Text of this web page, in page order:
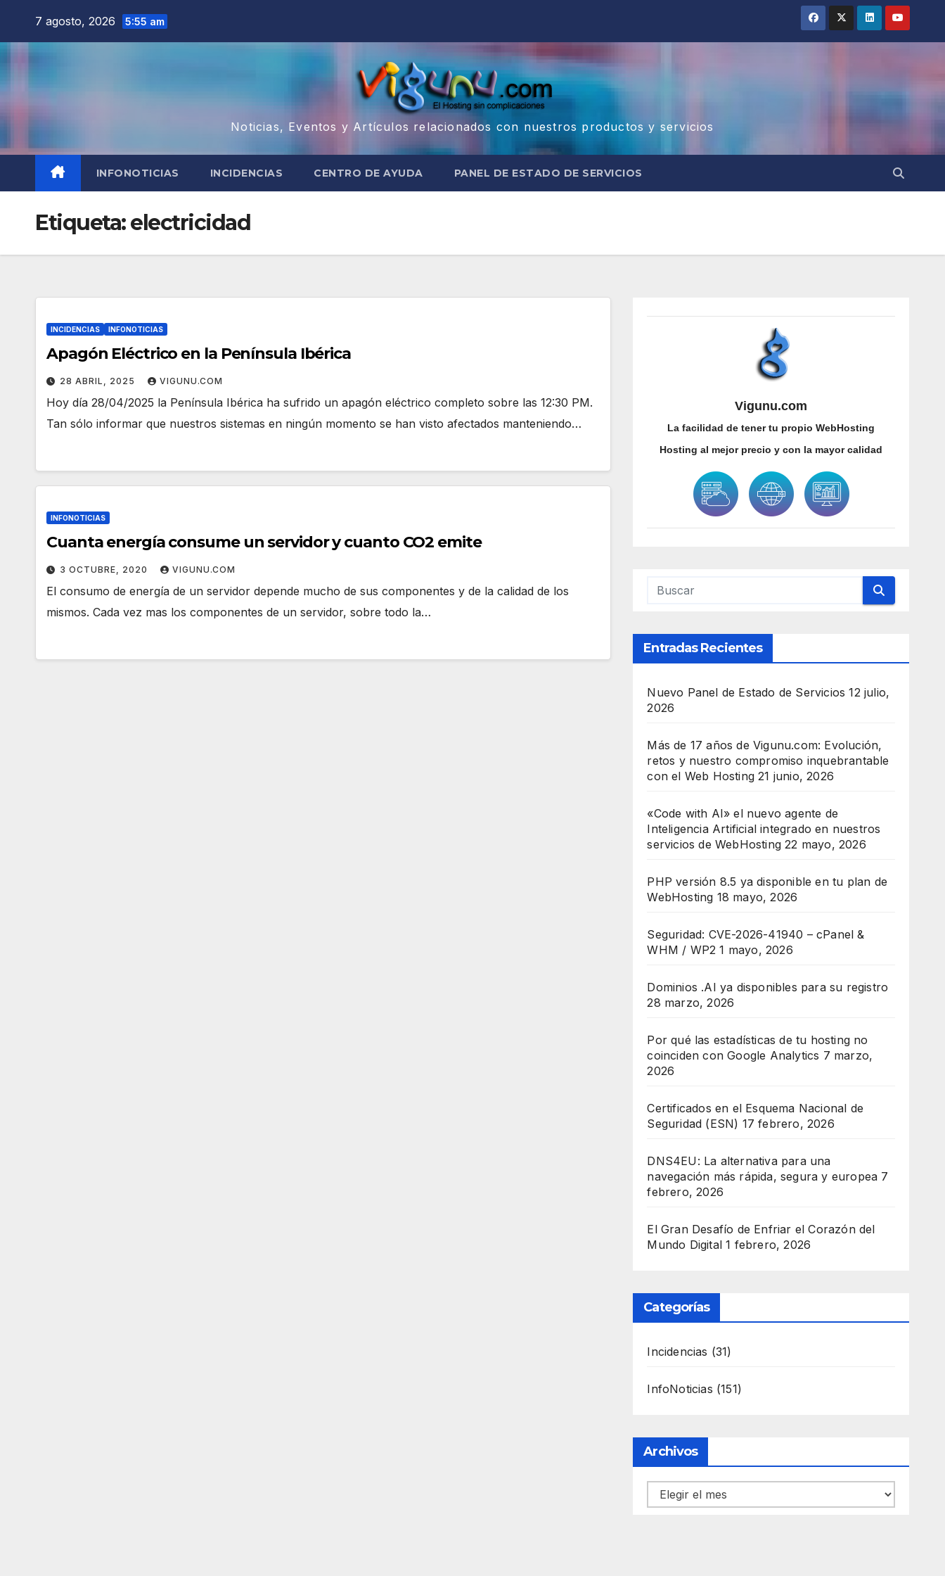
contenido
7 agosto, 2026 5:55 am
Noticias, Eventos y Artículos relacionados con nuestros productos y servicios
INFONOTICIAS INCIDENCIAS CENTRO DE AYUDA PANEL DE ESTADO DE SERVICIOS
Etiqueta:electricidad
INCIDENCIAS INFONOTICIAS
Apagón Eléctrico en la Península Ibérica
28 ABRIL, 2025 VIGUNU.COM
Hoy día 28/04/2025 la Península Ibérica ha sufrido un apagón eléctrico completo sobre las 12:30 PM.
Tan sólo informar que nuestros sistemas en ningún momento se han visto afectados manteniendo…
INFONOTICIAS
Cuanta energía consume un servidor y cuanto CO2 emite
3 OCTUBRE, 2020 VIGUNU.COM
El consumo de energía de un servidor depende mucho de sus componentes y de la calidad de los
mismos. Cada vez mas los componentes de un servidor, sobre todo la…
Vigunu.com
La facilidad de tener tu propio WebHosting
Hosting al mejor precio y con la mayor calidad
Entradas Recientes
Nuevo Panel de Estado de Servicios 12 julio,
2026
Más de 17 años de Vigunu.com: Evolución,
retos y nuestro compromiso inquebrantable
con el Web Hosting 21 junio, 2026
«Code with AI» el nuevo agente de
Inteligencia Artificial integrado en nuestros
servicios de WebHosting 22 mayo, 2026
PHP versión 8.5 ya disponible en tu plan de
WebHosting 18 mayo, 2026
Seguridad: CVE-2026-41940 – cPanel &
WHM / WP2 1 mayo, 2026
Dominios .AI ya disponibles para su registro
28 marzo, 2026
Por qué las estadísticas de tu hosting no
coinciden con Google Analytics 7 marzo,
2026
Certificados en el Esquema Nacional de
Seguridad (ESN) 17 febrero, 2026
DNS4EU: La alternativa para una
navegación más rápida, segura y europea 7
febrero, 2026
El Gran Desafío de Enfriar el Corazón del
Mundo Digital 1 febrero, 2026
Categorías
Incidencias (31)
InfoNoticias (151)
Archivos
Archivos